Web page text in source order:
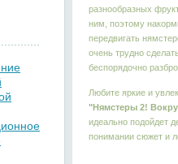
разнообразных
ним, поэтому
передвигать
очень трудно
беспорядочно
Любите яркие и
"Нямстеры 2!
идеально подойдет
понимании сюжет и